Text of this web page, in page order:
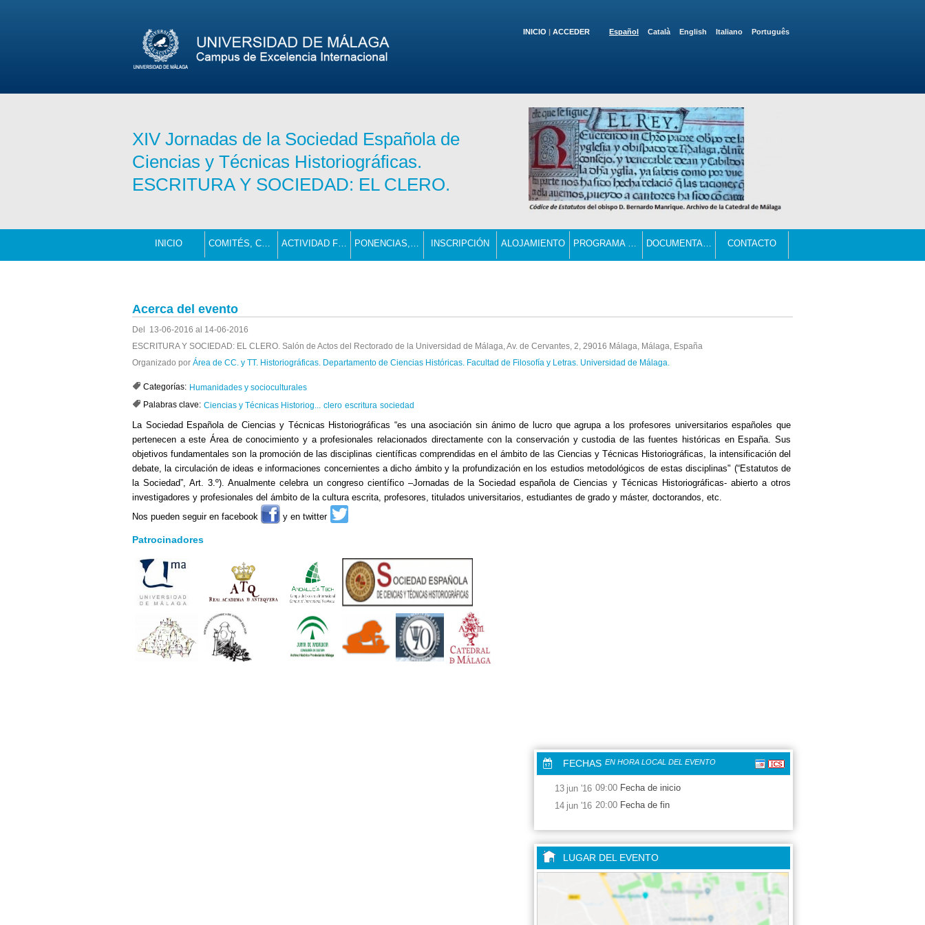
INICIO | ACCEDER Español Català English Italiano Português
XIV Jornadas de la Sociedad Española de
Ciencias y Técnicas Historiográficas.
ESCRITURA Y SOCIEDAD: EL CLERO.
INICIO COMITÉS, COLABORADORES Y PATROCINADORES ACTIVIDAD FORMATIVA DE DOCTORADO PONENCIAS, COMUNICACIONES Y PROYECTOS INSCRIPCIÓN ALOJAMIENTO PROGRAMA Y ACTIVIDADES COMPLEMENTARIAS DOCUMENTACIÓN CONTACTO
Acerca del evento
Del 13-06-2016 al 14-06-2016
ESCRITURA Y SOCIEDAD: EL CLERO. Salón de Actos del Rectorado de la Universidad de Málaga, Av. de Cervantes, 2, 29016 Málaga, Málaga, España
Organizado por Área de CC. y TT. Historiográficas. Departamento de Ciencias Históricas. Facultad de Filosofía y Letras. Universidad de Málaga.
Categorías: Humanidades y socioculturales
Palabras clave: Ciencias y Técnicas Historiog... clero escritura sociedad
La Sociedad Española de Ciencias y Técnicas Historiográficas “es una asociación sin ánimo de lucro que agrupa a los profesores universitarios españoles que
pertenecen a este Área de conocimiento y a profesionales relacionados directamente con la conservación y custodia de las fuentes históricas en España. Sus
objetivos fundamentales son la promoción de las disciplinas científicas comprendidas en el ámbito de las Ciencias y Técnicas Historiográficas, la intensificación del
debate, la circulación de ideas e informaciones concernientes a dicho ámbito y la profundización en los estudios metodológicos de estas disciplinas" (“Estatutos de
la Sociedad”, Art. 3.º). Anualmente celebra un congreso científico –Jornadas de la Sociedad española de Ciencias y Técnicas Historiográficas- abierto a otros
investigadores y profesionales del ámbito de la cultura escrita, profesores, titulados universitarios, estudiantes de grado y máster, doctorandos, etc.
Nos pueden seguir en facebook
y en twitter
Patrocinadores
FECHAS EN HORA LOCAL DEL EVENTO
13 jun '16 09:00 Fecha de inicio
14 jun '16 20:00 Fecha de fin
LUGAR DEL EVENTO